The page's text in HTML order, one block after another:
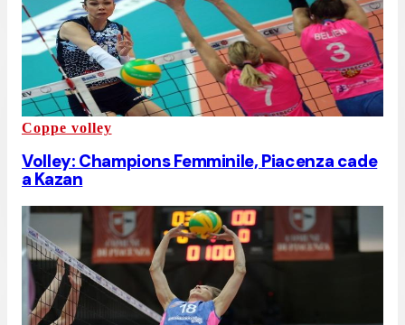
Coppe volley
Volley: Champions Femminile, Piacenza cade
a Kazan